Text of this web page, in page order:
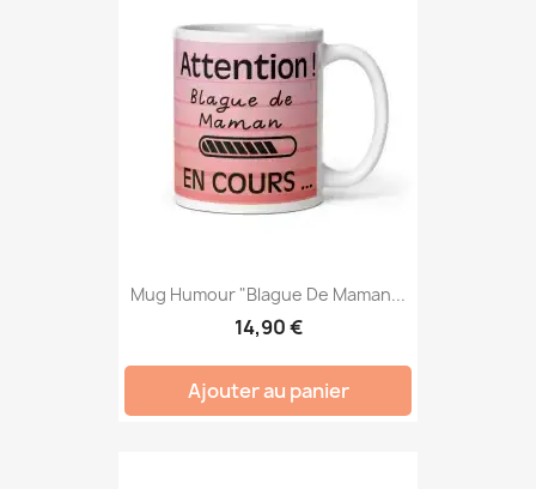
Mug Humour "Blague De Maman...
14,90 €
Ajouter au panier